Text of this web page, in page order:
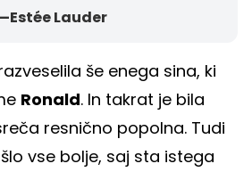
Lauder
še enega sina, ki
Ronald. In takrat je bila
resnično popolna. Tudi
vse bolje, saj sta istega